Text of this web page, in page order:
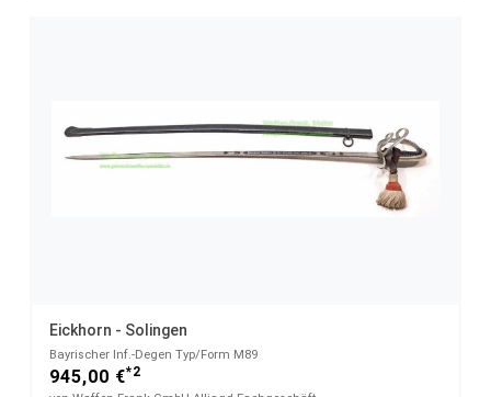
Eickhorn - Solingen
Bayrischer Inf.-Degen Typ/Form M89
945,00 €*2